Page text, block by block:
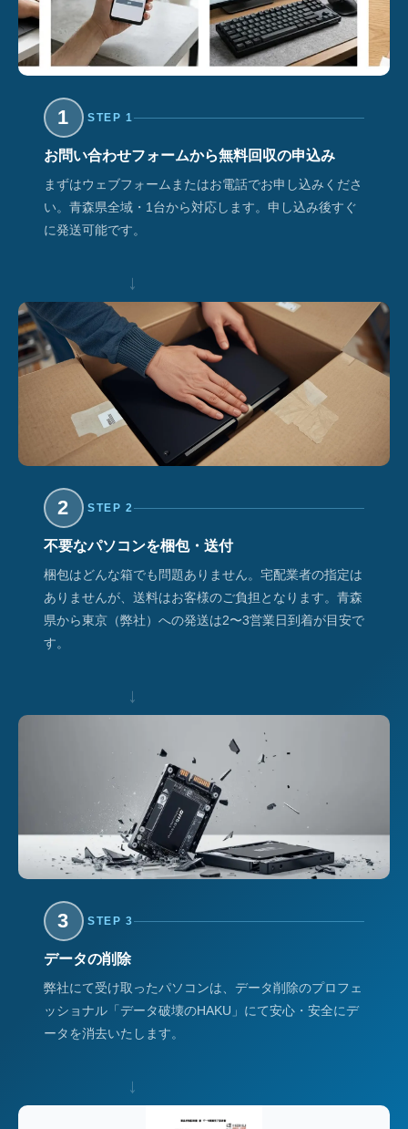
1 STEP 1
お問い合わせフォームから無料回収の申込み
まずはウェブフォームまたはお電話でお申し込みくださ
い。青森県全域・1台から対応します。申し込み後すぐ
に発送可能です。
↓
2 STEP 2
不要なパソコンを梱包・送付
梱包はどんな箱でも問題ありません。宅配業者の指定は
ありませんが、送料はお客様のご負担となります。青森
県から東京（弊社）への発送は2〜3営業日到着が目安で
す。
↓
3 STEP 3
データの削除
弊社にて受け取ったパソコンは、データ削除のプロフェ
ッショナル「データ破壊のHAKU」にて安心・安全にデ
ータを消去いたします。
↓